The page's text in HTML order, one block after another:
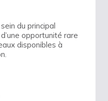
du principal
opportunité rare
disponibles à